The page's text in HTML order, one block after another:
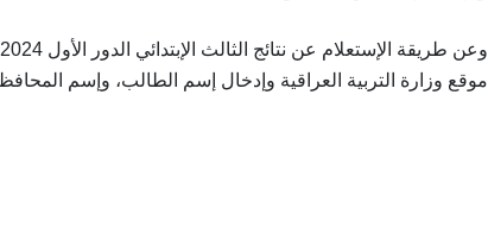
موقع وزارة التربية العراقية وإدخال إسم الطالب، وإسم